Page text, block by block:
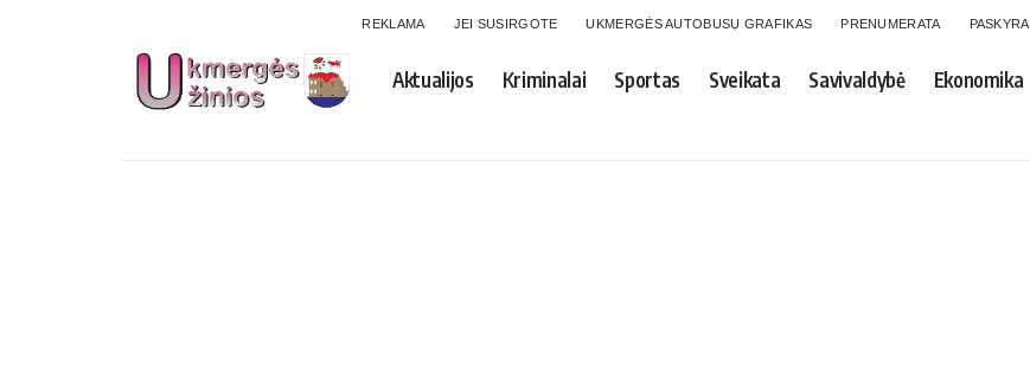
REKLAMA JEI SUSIRGOTE UKMERGĖS AUTOBUSŲ GRAFIKAS PRENUMERATA PASKYRA
Aktualijos Kriminalai Sportas Sveikata Savivaldybė Ekonomika